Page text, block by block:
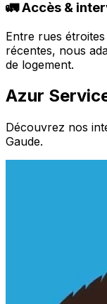
🚛 Accès &
Entre rues
récentes, nous
de logement.
Azur
Découvrez nos
Gaude.